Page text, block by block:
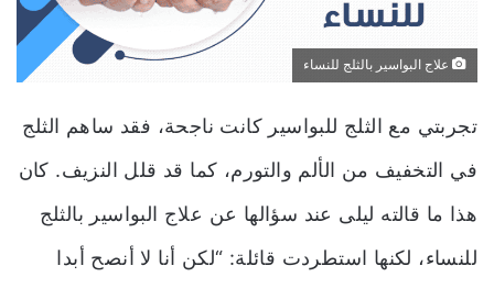
علاج البواسير بالثلج للنساء
تجربتي مع الثلج للبواسير كانت ناجحة، فقد ساهم الثلج
في التخفيف من الألم والتورم، كما قد قلل النزيف. كان
هذا ما قالته ليلى عند سؤالها عن علاج البواسير بالثلج
للنساء، لكنها استطردت قائلة: “لكن أنا لا أنصح أبدا